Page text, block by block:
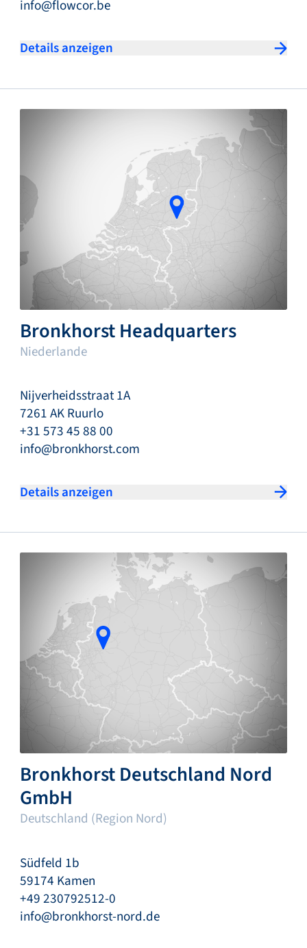
info@flowcor.be
Details anzeigen
Bronkhorst Headquarters
Niederlande
Nijverheidsstraat 1A
7261 AK Ruurlo
+31 573 45 88 00
info@bronkhorst.com
Details anzeigen
Bronkhorst Deutschland Nord
GmbH
Deutschland (Region Nord)
Südfeld 1b
59174 Kamen
+49 230792512-0
info@bronkhorst-nord.de